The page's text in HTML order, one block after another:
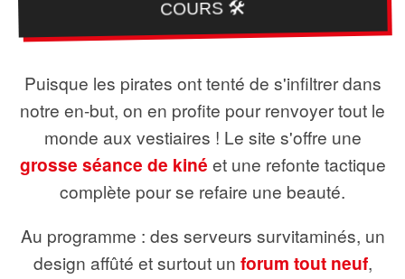
COURS 🛠️
Puisque les pirates ont tenté de s'infiltrer dans
notre en-but, on en profite pour renvoyer tout le
monde aux vestiaires ! Le site s'offre une
grosse séance de kiné et une refonte tactique
complète pour se refaire une beauté.
Au programme : des serveurs survitaminés, un
design affûté et surtout un forum tout neuf,